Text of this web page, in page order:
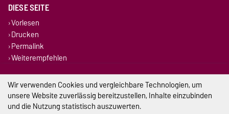
DIESE SEITE
Vorlesen
Drucken
Permalink
Weiterempfehlen
Impressum
Datenschutz
Wir verwenden Cookies und vergleichbare Technologien, um
unsere Website zuverlässig bereitzustellen, Inhalte einzubinden
und die Nutzung statistisch auszuwerten.